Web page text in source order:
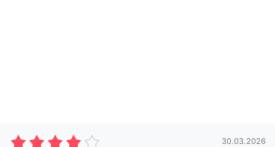
30.03.2026